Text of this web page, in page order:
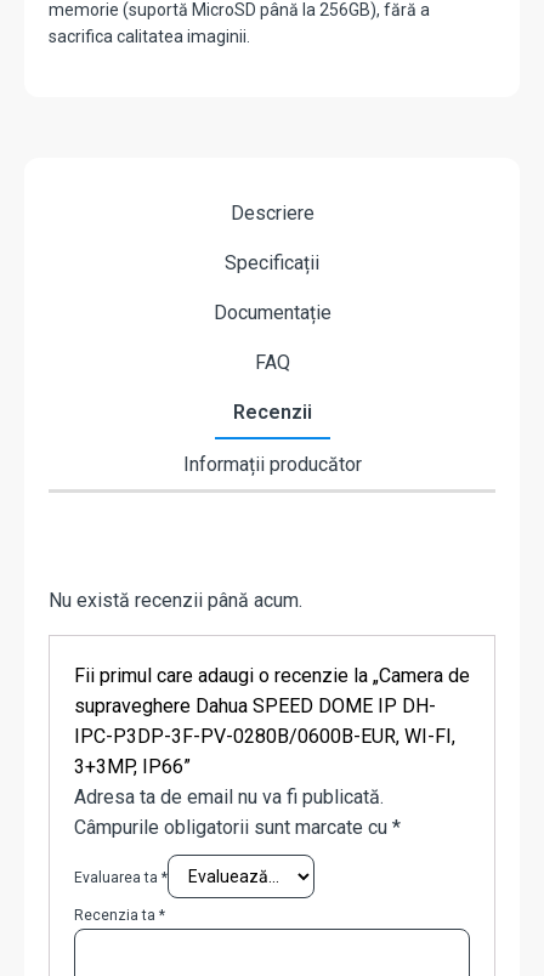
memorie (suportă MicroSD până la 256GB), fără a
sacrifica calitatea imaginii.
Descriere
Specificații
Documentație
FAQ
Recenzii
Informații producător
Nu există recenzii până acum.
Fii primul care adaugi o recenzie la „Camera de
supraveghere Dahua SPEED DOME IP DH-
IPC-P3DP-3F-PV-0280B/0600B-EUR, WI-FI,
3+3MP, IP66”
Adresa ta de email nu va fi publicată.
Câmpurile obligatorii sunt marcate cu *
Evaluarea ta *
Recenzia ta *